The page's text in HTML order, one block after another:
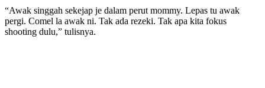
“Awak singgah sekejap je dalam perut mommy. Lepas tu awak
pergi. Comel la awak ni. Tak ada rezeki. Tak apa kita fokus
shooting dulu,” tulisnya.